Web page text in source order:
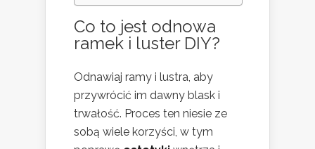
Co to jest odnowa
ramek i luster DIY?
Odnawiaj ramy i lustra, aby
przywrócić im dawny blask i
trwałość. Proces ten niesie ze
sobą wiele korzyści, w tym